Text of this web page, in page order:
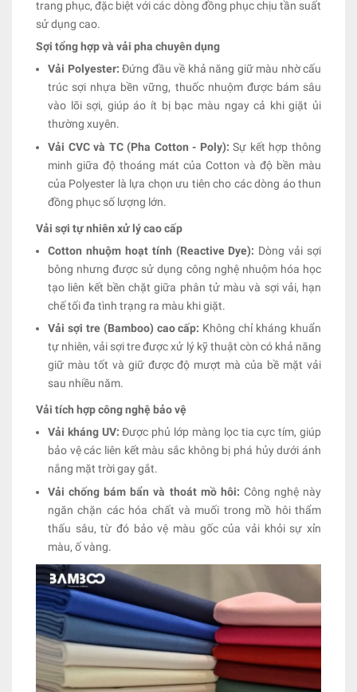
trang phục, đặc biệt với các dòng đồng phục chịu tần suất
sử dụng cao.
Sợi tổng hợp và vải pha chuyên dụng
Vải Polyester: Đứng đầu về khả năng giữ màu nhờ cấu
trúc sợi nhựa bền vững, thuốc nhuộm được bám sâu
vào lõi sợi, giúp áo ít bị bạc màu ngay cả khi giặt ủi
thường xuyên.
Vải CVC và TC (Pha Cotton - Poly): Sự kết hợp thông
minh giữa độ thoáng mát của Cotton và độ bền màu
của Polyester là lựa chọn ưu tiên cho các dòng áo thun
đồng phục số lượng lớn.
Vải sợi tự nhiên xử lý cao cấp
Cotton nhuộm hoạt tính (Reactive Dye): Dòng vải sợi
bông nhưng được sử dụng công nghệ nhuộm hóa học
tạo liên kết bền chặt giữa phân tử màu và sợi vải, hạn
chế tối đa tình trạng ra màu khi giặt.
Vải sợi tre (Bamboo) cao cấp: Không chỉ kháng khuẩn
tự nhiên, vải sợi tre được xử lý kỹ thuật còn có khả năng
giữ màu tốt và giữ được độ mượt mà của bề mặt vải
sau nhiều năm.
Vải tích hợp công nghệ bảo vệ
Vải kháng UV: Được phủ lớp màng lọc tia cực tím, giúp
bảo vệ các liên kết màu sắc không bị phá hủy dưới ánh
nắng mặt trời gay gắt.
Vải chống bám bẩn và thoát mồ hôi: Công nghệ này
ngăn chặn các hóa chất và muối trong mồ hôi thẩm
thấu sâu, từ đó bảo vệ màu gốc của vải khỏi sự xỉn
màu, ố vàng.